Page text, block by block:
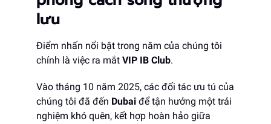
lưu
Điểm nhấn nổi bật trong năm của chúng tôi
chính là việc ra mắt VIP IB Club.
Vào tháng 10 năm 2025, các đối tác ưu tú của
chúng tôi đã đến Dubai để tận hưởng một trải
nghiệm khó quên, kết hợp hoàn hảo giữa